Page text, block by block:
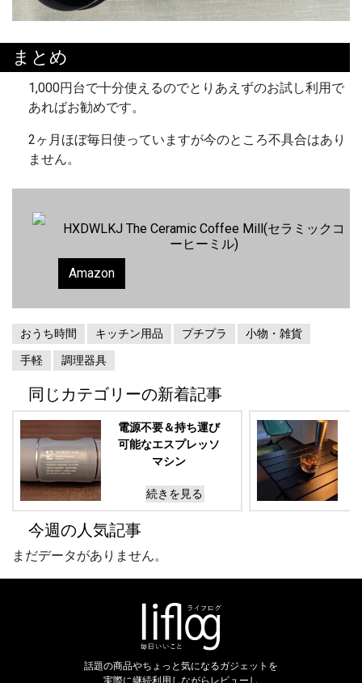
まとめ
1,000円台で十分使えるのでとりあえずのお試し利用で
あればお勧めです。
2ヶ月ほぼ毎日使っていますが今のところ不具合はあり
ません。
HXDWLKJ The Ceramic Coffee Mill(セラミックコ
ーヒーミル)
Amazon
おうち時間 キッチン用品 プチプラ 小物・雑貨
手軽 調理器具
同じカテゴリーの新着記事
電源不要＆持ち運び
可能なエスプレッソ
マシン
mini(スタレッソ
ミニ)
続きを見る
今週の人気記事
まだデータがありません。
話題の商品やちょっと気になるガジェットを